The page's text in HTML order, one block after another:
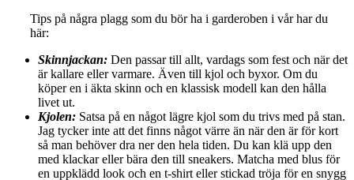
Tips på några plagg som du bör ha i garderoben i vår har du
här:
Skinnjackan: Den passar till allt, vardags som fest och när det
är kallare eller varmare. Även till kjol och byxor. Om du
köper en i äkta skinn och en klassisk modell kan den hålla
livet ut.
Kjolen: Satsa på en något lägre kjol som du trivs med på stan.
Jag tycker inte att det finns något värre än när den är för kort
så man behöver dra ner den hela tiden. Du kan klä upp den
med klackar eller bära den till sneakers. Matcha med blus för
en uppklädd look och en t-shirt eller stickad tröja för en snygg